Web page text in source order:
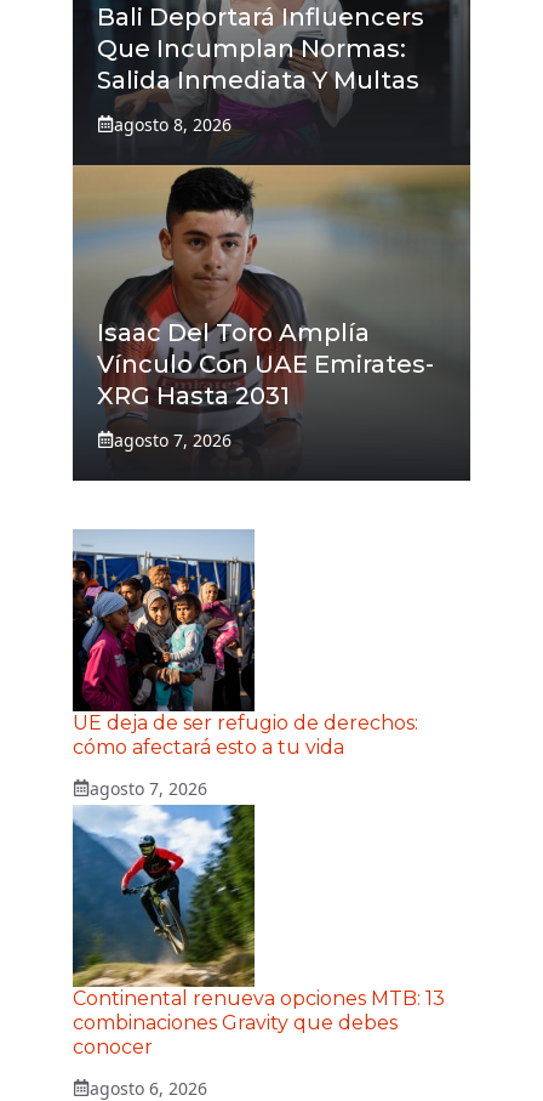
Bali Deportará Influencers
Que Incumplan Normas:
Salida Inmediata Y Multas
agosto 8, 2026
Isaac Del Toro Amplía
Vínculo Con UAE Emirates-
XRG Hasta 2031
agosto 7, 2026
UE deja de ser refugio de derechos:
cómo afectará esto a tu vida
agosto 7, 2026
Continental renueva opciones MTB: 13
combinaciones Gravity que debes
conocer
agosto 6, 2026